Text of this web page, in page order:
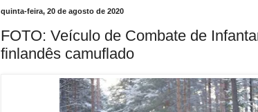
quinta-feira, 20 de agosto de 2020
FOTO: Veículo de Combate de
finlandês camuflado